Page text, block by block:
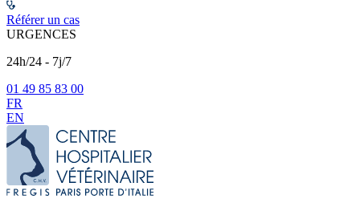
Référer un cas
URGENCES
24h/24 - 7j/7
01 49 85 83 00
FR
EN